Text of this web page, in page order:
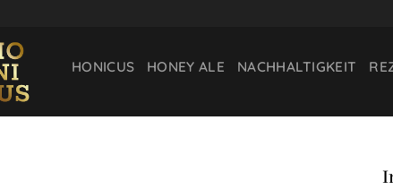
HONICUS HONEY ALE NACHHALTIGKEIT